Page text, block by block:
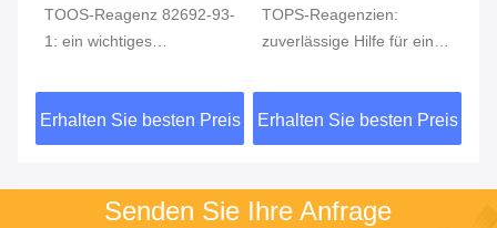
TOOS-Reagenz 82692-93-
1: ein wichtiges
präzisen
Blutzuckerüberwachung
Erhalten Sie besten Preis
TOPS-Reagenzien:
zuverlässige Hilfe für eine
Erhalten Sie besten Preis
Senden Sie Ihre Anfrage